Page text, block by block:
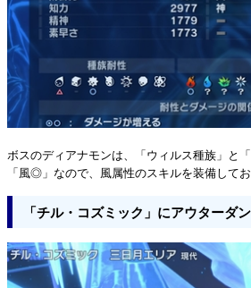
ボスのディアナモンは、「ウィルス種族」と
「風◎」なので、風属性のスキルを装備して
「チル・コズミック」にアウターダ